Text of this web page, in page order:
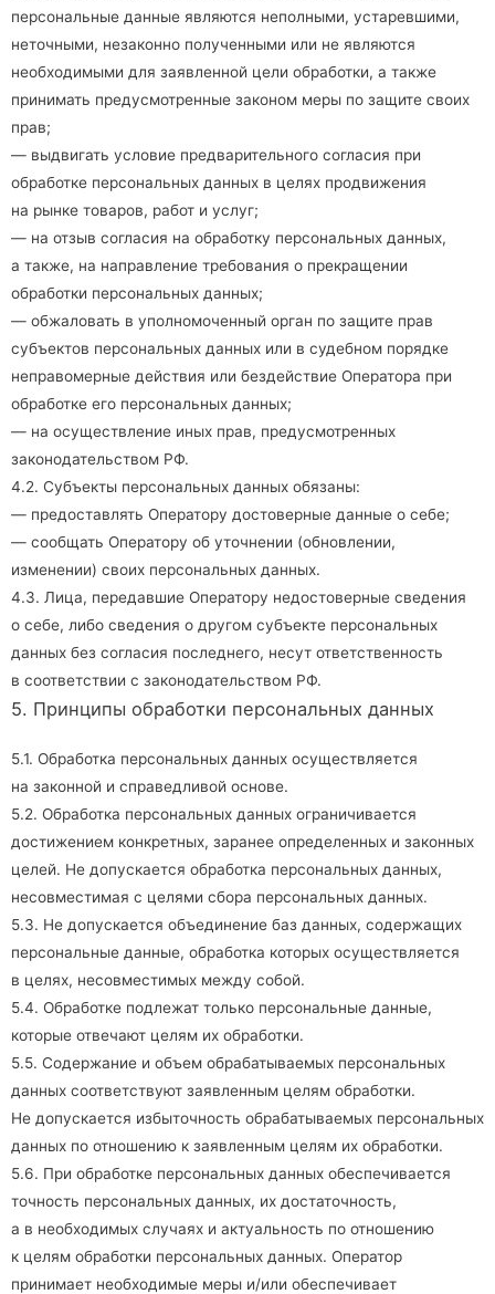
персональные данные являются неполными, устаревшими,
неточными, незаконно полученными или не являются
необходимыми для заявленной цели обработки, а также
принимать предусмотренные законом меры по защите своих
прав;
— выдвигать условие предварительного согласия при
обработке персональных данных в целях продвижения
на рынке товаров, работ и услуг;
— на отзыв согласия на обработку персональных данных,
а также, на направление требования о прекращении
обработки персональных данных;
— обжаловать в уполномоченный орган по защите прав
субъектов персональных данных или в судебном порядке
неправомерные действия или бездействие Оператора при
обработке его персональных данных;
— на осуществление иных прав, предусмотренных
законодательством РФ.
4.2. Субъекты персональных данных обязаны:
— предоставлять Оператору достоверные данные о себе;
— сообщать Оператору об уточнении (обновлении,
изменении) своих персональных данных.
4.3. Лица, передавшие Оператору недостоверные сведения
о себе, либо сведения о другом субъекте персональных
данных без согласия последнего, несут ответственность
в соответствии с законодательством РФ.
5. Принципы обработки персональных данных
5.1. Обработка персональных данных осуществляется
на законной и справедливой основе.
5.2. Обработка персональных данных ограничивается
достижением конкретных, заранее определенных и законных
целей. Не допускается обработка персональных данных,
несовместимая с целями сбора персональных данных.
5.3. Не допускается объединение баз данных, содержащих
персональные данные, обработка которых осуществляется
в целях, несовместимых между собой.
5.4. Обработке подлежат только персональные данные,
которые отвечают целям их обработки.
5.5. Содержание и объем обрабатываемых персональных
данных соответствуют заявленным целям обработки.
Не допускается избыточность обрабатываемых персональных
данных по отношению к заявленным целям их обработки.
5.6. При обработке персональных данных обеспечивается
точность персональных данных, их достаточность,
а в необходимых случаях и актуальность по отношению
к целям обработки персональных данных. Оператор
принимает необходимые меры и/или обеспечивает